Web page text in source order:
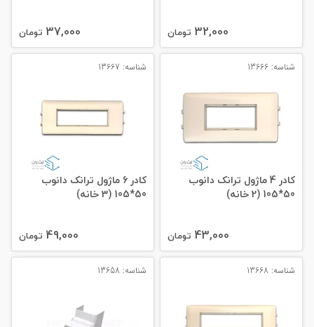
32,000 تومان 37,000 تومان
شناسه: 13666
کادر 4 ماژول ترانک دانوب
50*105 (2 خانه)
43,000 تومان
شناسه: 13667
کادر 6 ماژول ترانک دانوب
50*105 (3 خانه)
49,000 تومان
شناسه: 13668 شناسه: 13658